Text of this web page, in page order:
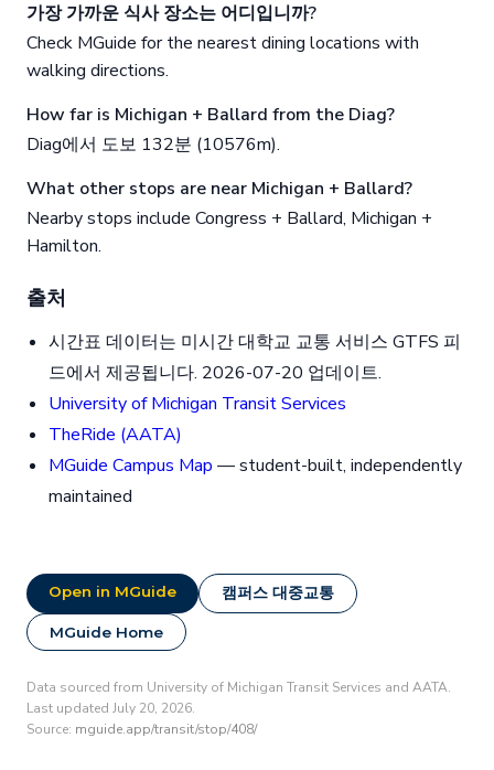
가장 가까운 식사 장소는 어디입니까?
Check MGuide for the nearest dining locations with
walking directions.
How far is Michigan + Ballard from the Diag?
Diag에서 도보 132분 (10576m).
What other stops are near Michigan + Ballard?
Nearby stops include Congress + Ballard, Michigan +
Hamilton.
출처
시간표 데이터는 미시간 대학교 교통 서비스 GTFS 피
드에서 제공됩니다. 2026-07-20 업데이트.
University of Michigan Transit Services
TheRide (AATA)
MGuide Campus Map — student-built, independently
maintained
Open in MGuide 캠퍼스 대중교통
MGuide Home
Data sourced from University of Michigan Transit Services and AATA.
Last updated July 20, 2026.
Source: mguide.app/transit/stop/408/